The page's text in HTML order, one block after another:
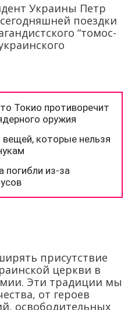
Украины Петр
поездки
“томос-
присутствие
церкви в
Эти традиции мы
от героев
освободительных